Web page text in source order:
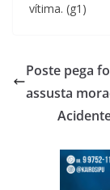
vítima. (g1)
Poste pega
assusta